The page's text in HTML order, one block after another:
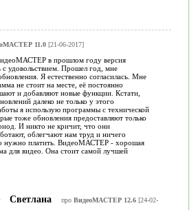
11.0[21-06-2017]
в прошлом году версия
с удовольствием. Прошел год, мне
Я естественно согласилась. Мне
не стоит на месте, её постоянно
и добавляют новые функции. Кстати,
далеко не только у этого
я использую программы с технической
тоже обновления предоставляют только
И никто не кричит, что они
облегчают нам труд и ничего
нужно платить. ВидеоМАСТЕР - хорошая
для видео. Она стоит самой лучшей
Светлана про ВидеоМАСТЕР 12.6[24-02-